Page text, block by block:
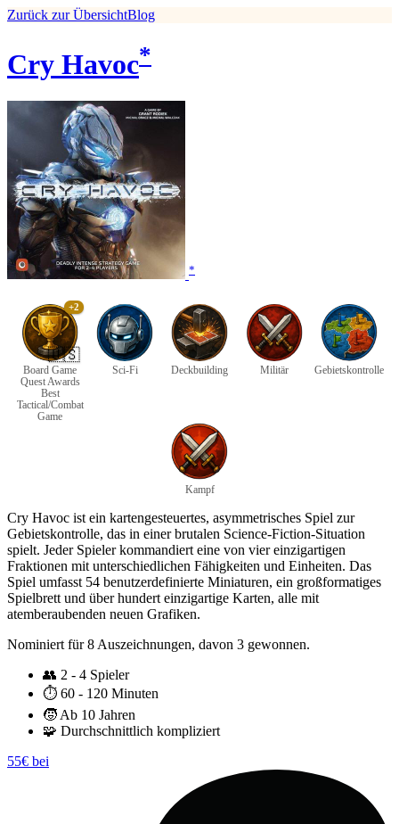
Zurück zur ÜbersichtBlog
Cry Havoc*
*
🇺🇸
+2
Board Game
Quest Awards
Best
Tactical/Combat
Game
Sci-Fi Deckbuilding Militär Gebietskontrolle
Kampf
Cry Havoc ist ein kartengesteuertes, asymmetrisches Spiel zur
Gebietskontrolle, das in einer brutalen Science-Fiction-Situation
spielt. Jeder Spieler kommandiert eine von vier einzigartigen
Fraktionen mit unterschiedlichen Fähigkeiten und Einheiten. Das
Spiel umfasst 54 benutzerdefinierte Miniaturen, ein großformatiges
Spielbrett und über hundert einzigartige Karten, alle mit
atemberaubenden neuen Grafiken.
Nominiert für 8 Auszeichnungen, davon 3 gewonnen.
👥 2 - 4 Spieler
⏱️ 60 - 120 Minuten
🧒 Ab 10 Jahren
🧩 Durchschnittlich kompliziert
55€ bei